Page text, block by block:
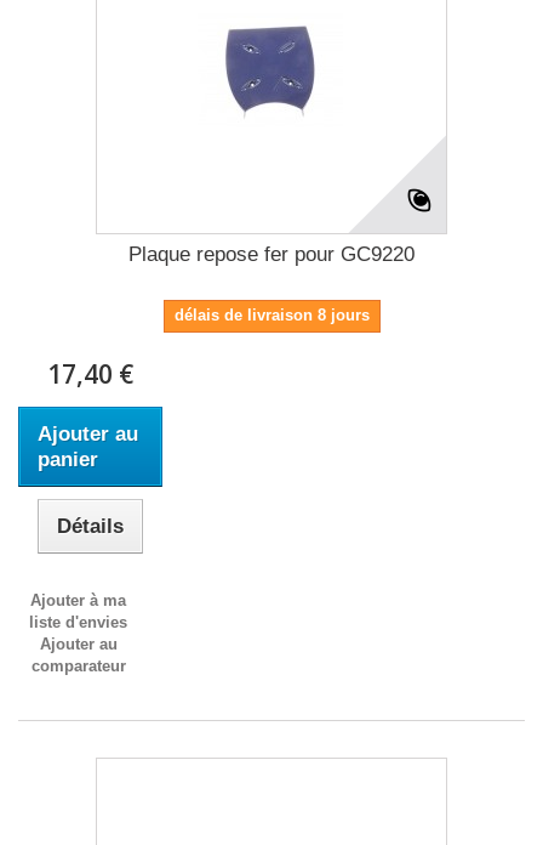
Plaque repose fer pour GC9220
délais de livraison 8 jours
17,40 €
Ajouter au
panier
Détails
Ajouter à ma
liste d'envies
Ajouter au
comparateur